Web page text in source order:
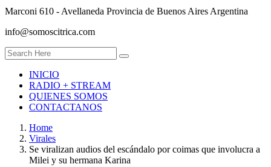
Marconi 610 - Avellaneda Provincia de Buenos Aires Argentina
info@somoscitrica.com
INICIO
RADIO + STREAM
QUIENES SOMOS
CONTACTANOS
Home
Virales
Se viralizan audios del escándalo por coimas que involucra a
Milei y su hermana Karina